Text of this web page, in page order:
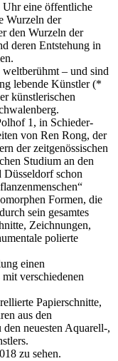
eine öffentliche
Wurzeln der
den Wurzeln der
deren Entstehung in
– und sind
lebende Künstler (*
künstlerischen
1, in Schieder-
von Ren Rong, der
der zeitgenössischen
Studium an den
schon
Formen, die
sein gesamtes
Zeichnungen,
polierte
einen
verschiedenen
Papierschnitte,
aus den
neuesten Aquarell-,
zu sehen.